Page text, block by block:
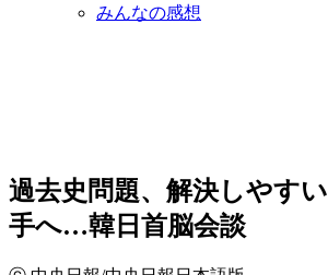
みんなの感想
過去史問題、解決しやす
手へ…韓日首脳会談